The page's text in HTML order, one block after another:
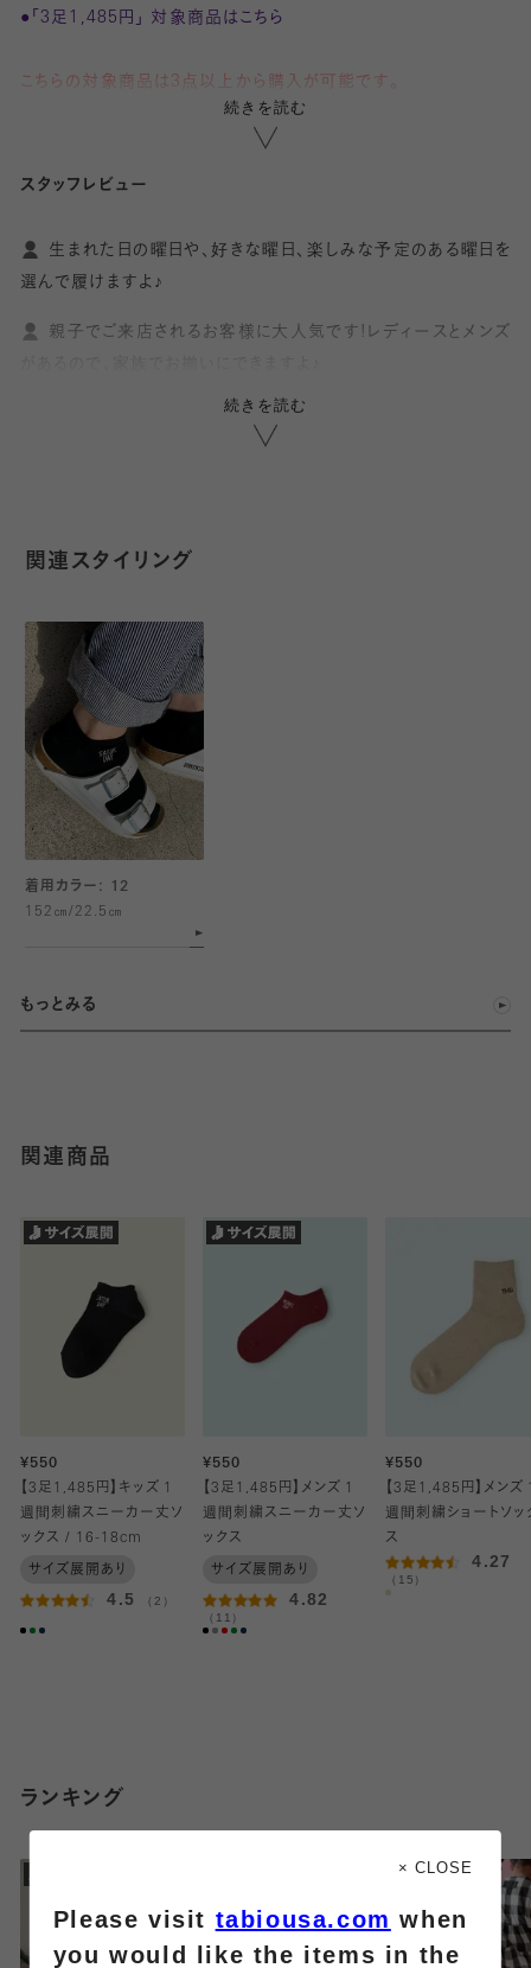
●「3足1,485円」 対象商品はこちら
こちらの対象商品は3点以上から購入が可能です。
1点、2点ではご購入いただけません。
3点ごとにお値引きが適応されます。
・シンプルなワンポイント刺繍
靴下のカラー毎に曜日が違い、7カラーで1週間分が揃います。
キッズサイズ(16-18cm)
◇メンズサイズはこちら
メンズサイズ(25-27㎝)
続きを読む
スタッフレビュー
生まれた日の曜日や、好きな曜日、楽しみな予定のある曜日を
選んで履けますよ♪
親子でご来店されるお客様に大人気です!レディースとメンズ
レディース<031121717 1週間刺繍スニーカー用ソックス>
メンズ<032120045 メンズ 1週間刺繍スニーカー用ソックス>
続きを読む
関連スタイリング
着用カラー: 12
152㎝/22.5㎝
もっとみる
関連商品
¥550
【3足1,485円】キッズ 1
週間刺繍スニーカー丈ソ
ックス / 16-18cm
サイズ展開あり
4.5 （2）
¥550
【3足1,485円】メンズ 1
週間刺繍スニーカー丈ソ
ックス
サイズ展開あり
4.82
（11）
¥550
【3足1,485円】メンズ
週間刺繍ショートソッ
ス
4.27
（15）
ランキング
× CLOSE
Please visit tabiousa.com when
you would like the items in the